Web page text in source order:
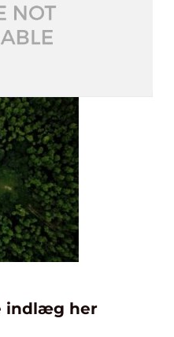
indlæg her